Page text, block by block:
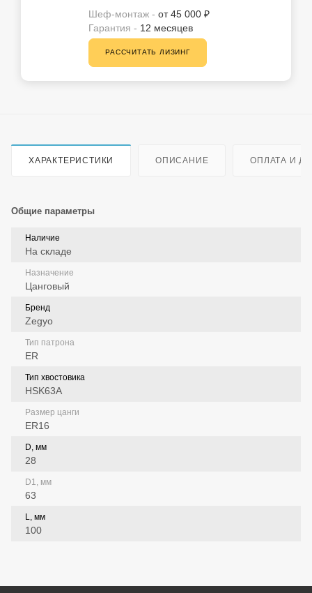
Шеф-монтаж - от 45 000 ₽
Гарантия - 12 месяцев
РАССЧИТАТЬ ЛИЗИНГ
ХАРАКТЕРИСТИКИ ОПИСАНИЕ ОПЛАТА И
Общие параметры
Наличие
На складе
Назначение
Цанговый
Бренд
Zegyo
Тип патрона
ER
Тип хвостовика
HSK63A
Размер цанги
ER16
D, мм
28
D1, мм
63
L, мм
100